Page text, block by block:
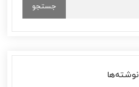
جستجو
نوشته‌ها